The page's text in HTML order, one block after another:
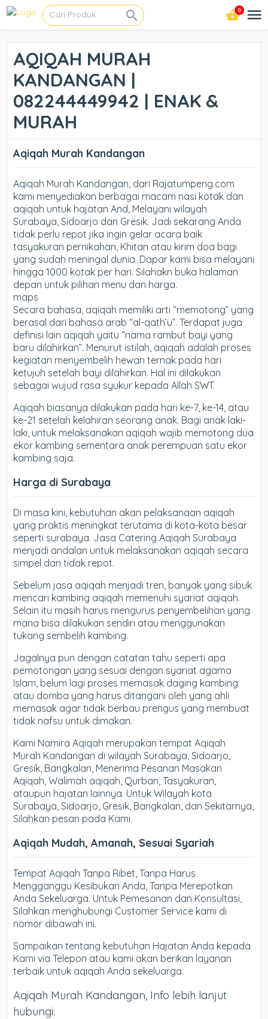
0
AQIQAH MURAH
KANDANGAN |
082244449942 | ENAK &
MURAH
Aqiqah Murah Kandangan
Aqiqah Murah Kandangan, dari Rajatumpeng.com
kami menyediakan berbagai macam nasi kotak dan
aqiqah untuk hajatan And, Melayani wilayah
Surabaya, Sidoarjo dan Gresik. Jadi sekarang Anda
tidak perlu repot jika ingin gelar acara baik
tasyakuran pernikahan, Khitan atau kirim doa bagi
yang sudah meningal dunia. Dapar kami bisa melayani
hingga 1000 kotak per hari. Silahakn buka halaman
depan untuk pilihan menu dan harga.
maps
Secara bahasa, aqiqah memiliki arti “memotong” yang
berasal dari bahasa arab “al-qath’u”. Terdapat juga
definisi lain aqiqah yaitu “nama rambut bayi yang
baru dilahirkan”. Menurut istilah, aqiqah adalah proses
kegiatan menyembelih hewan ternak pada hari
ketujuh setelah bayi dilahirkan. Hal ini dilakukan
sebagai wujud rasa syukur kepada Allah SWT.
Aqiqah biasanya dilakukan pada hari ke-7, ke-14, atau
ke-21 setelah kelahiran seorang anak. Bagi anak laki-
laki, untuk melaksanakan aqiqah wajib memotong dua
ekor kambing sementara anak perempuan satu ekor
kambing saja.
Harga di Surabaya
Di masa kini, kebutuhan akan pelaksanaan aqiqah
yang praktis meningkat terutama di kota-kota besar
seperti surabaya. Jasa Catering Aqiqah Surabaya
menjadi andalan untuk melaksanakan aqiqah secara
simpel dan tidak repot.
Sebelum jasa aqiqah menjadi tren, banyak yang sibuk
mencari kambing aqiqah memenuhi syariat aqiqah.
Selain itu masih harus mengurus penyembelihan yang
mana bisa dilakukan sendiri atau menggunakan
tukang sembelih kambing.
Jagalnya pun dengan catatan tahu seperti apa
pemotongan yang sesuai dengan syariat agama
Islam, belum lagi proses memasak daging kambing
atau domba yang harus ditangani oleh yang ahli
memasak agar tidak berbau prengus yang membuat
tidak nafsu untuk dimakan.
Kami Namira Aqiqah merupakan tempat Aqiqah
Murah Kandangan di wilayah Surabaya, Sidoarjo,
Gresik, Bangkalan, Menerima Pesanan Masakan
Aqiqah, Walimah aqiqah, Qurban, Tasyakuran,
ataupun hajatan lainnya. Untuk Wilayah kota
Surabaya, Sidoarjo, Gresik, Bangkalan, dan Sekitarnya,
Silahkan pesan pada Kami.
Aqiqah Mudah, Amanah, Sesuai Syariah
Tempat Aqiqah Tanpa Ribet, Tanpa Harus
Mengganggu Kesibukan Anda, Tanpa Merepotkan
Anda Sekeluarga. Untuk Pemesanan dan Konsultasi,
Silahkan menghubungi Customer Service kami di
nomor dibawah ini.
Sampaikan tentang kebutuhan Hajatan Anda kepada
Kami via Telepon atau kami akan berikan layanan
terbaik untuk aqiqah Anda sekeluarga.
Aqiqah Murah Kandangan, Info lebih lanjut
hubungi: